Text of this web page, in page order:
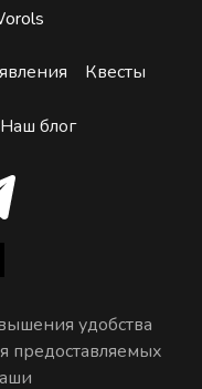
Квесты
Наш блог
удобства
предоставляемых